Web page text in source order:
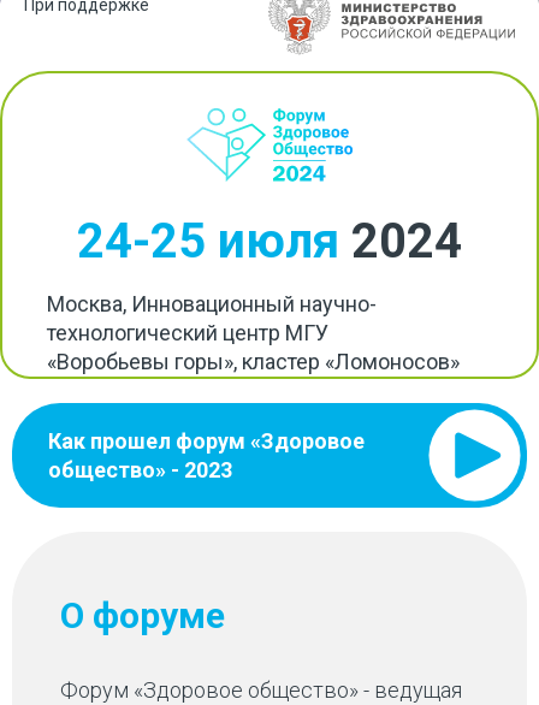
При поддержке
24-25 июля 2024
Москва, Инновационный научно-
технологический центр МГУ
«Воробьевы горы», кластер «Ломоносов»
Как прошел форум «Здоровое
общество» - 2023
О форуме
Форум «Здоровое общество» - ведущая